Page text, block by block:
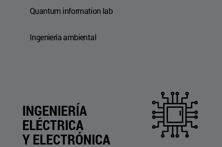
Quantum information lab
Ingeniería ambiental
INGENIERÍA
ELÉCTRICA
Y ELECTRÓNICA